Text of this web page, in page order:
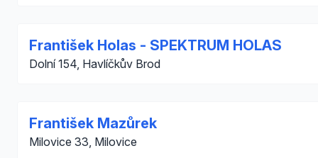
František Holas - SPEKTRUM HOLAS
Dolní 154, Havlíčkův Brod
František Mazůrek
Milovice 33, Milovice